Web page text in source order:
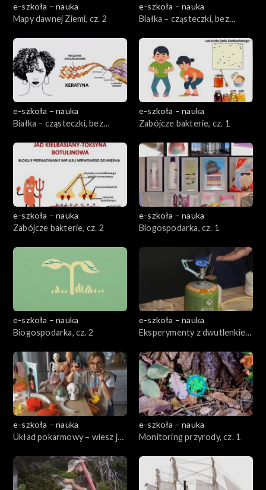
e-szkoła – nauka
Mapy dawnej Ziemi, cz. 2
e-szkoła – nauka
Białka – cząsteczki, bez
e-szkoła – nauka
Białka – cząsteczki, bez
e-szkoła – nauka
Zabójcze bakterie, cz. 1
e-szkoła – nauka
Zabójcze bakterie, cz. 2
e-szkoła – nauka
Biogospodarka, cz. 1
e-szkoła – nauka
Biogospodarka, cz. 2
e-szkoła – nauka
Eksperymenty z dwutlenkiem
e-szkoła – nauka
Układ pokarmowy – wiesz jak
e-szkoła – nauka
Monitoring przyrody, cz. 1